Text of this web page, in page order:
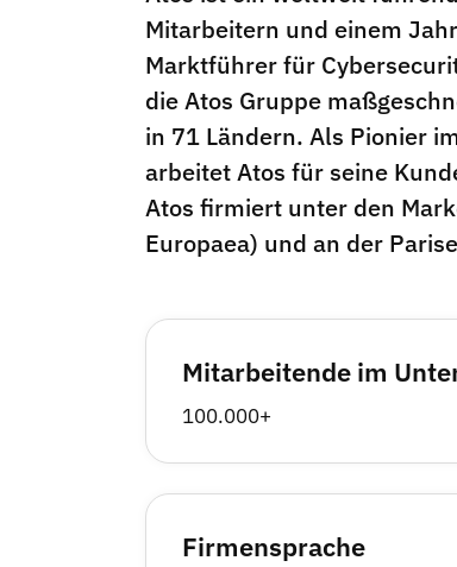
Mitarbeitern und einem
Marktführer für
die Atos Gruppe
in 71 Ländern. Als Pionier
arbeitet Atos für seine
Atos firmiert unter den
Europaea) und an der
Mitarbeitende im
100.000+
Firmensprache